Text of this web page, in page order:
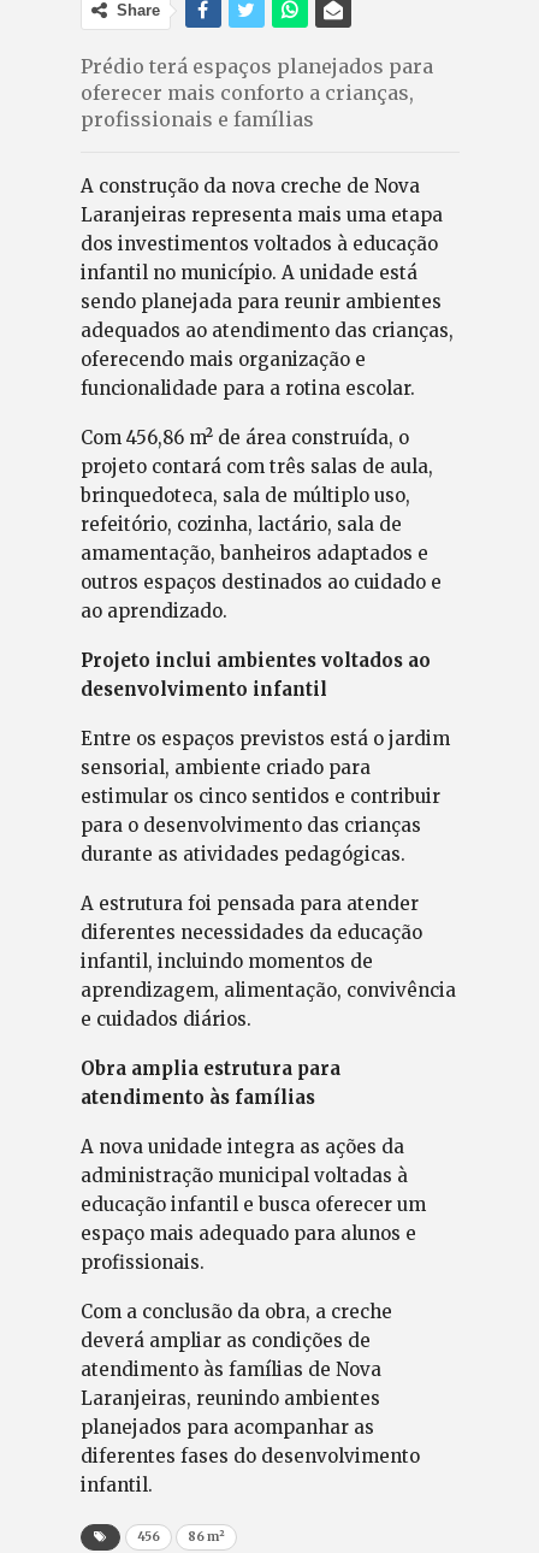
Share
Prédio terá espaços planejados para
oferecer mais conforto a crianças,
profissionais e famílias
A construção da nova creche de Nova
Laranjeiras representa mais uma etapa
dos investimentos voltados à educação
infantil no município. A unidade está
sendo planejada para reunir ambientes
adequados ao atendimento das crianças,
oferecendo mais organização e
funcionalidade para a rotina escolar.
Com 456,86 m² de área construída, o
projeto contará com três salas de aula,
brinquedoteca, sala de múltiplo uso,
refeitório, cozinha, lactário, sala de
amamentação, banheiros adaptados e
outros espaços destinados ao cuidado e
ao aprendizado.
Projeto inclui ambientes voltados ao
desenvolvimento infantil
Entre os espaços previstos está o jardim
sensorial, ambiente criado para
estimular os cinco sentidos e contribuir
para o desenvolvimento das crianças
durante as atividades pedagógicas.
A estrutura foi pensada para atender
diferentes necessidades da educação
infantil, incluindo momentos de
aprendizagem, alimentação, convivência
e cuidados diários.
Obra amplia estrutura para
atendimento às famílias
A nova unidade integra as ações da
administração municipal voltadas à
educação infantil e busca oferecer um
espaço mais adequado para alunos e
profissionais.
Com a conclusão da obra, a creche
deverá ampliar as condições de
atendimento às famílias de Nova
Laranjeiras, reunindo ambientes
planejados para acompanhar as
diferentes fases do desenvolvimento
infantil.
456
86 m²